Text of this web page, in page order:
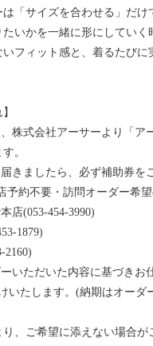
「サイズを合わせる」だけ
いかを一緒に形にしていく
いフィット感と、着るたびに
株式会社アーサーより「ア
。
きましたら、必ず補助券を
予約不要・訪問オーダー希
本店(053-454-3990)
1879)
2160)
いただいた内容に基づきお
いたします。(納期はオーダ
、ご希望に添えない場合が